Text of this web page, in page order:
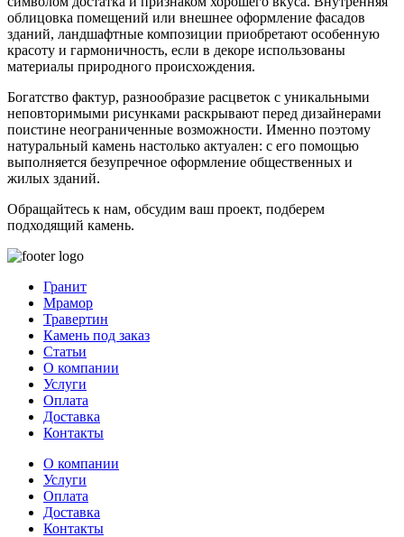
облицовка помещений или внешнее оформление фасадов
зданий, ландшафтные композиции приобретают особенную
красоту и гармоничность, если в декоре использованы
материалы природного происхождения.
Богатство фактур, разнообразие расцветок с уникальными
неповторимыми рисунками раскрывают перед дизайнерами
поистине неограниченные возможности. Именно поэтому
натуральный камень настолько актуален: с его помощью
выполняется безупречное оформление общественных и
жилых зданий.
Обращайтесь к нам, обсудим ваш проект, подберем
подходящий камень.
Гранит
Мрамор
Травертин
Камень под заказ
Статьи
О компании
Услуги
Оплата
Доставка
Контакты
О компании
Услуги
Оплата
Доставка
Контакты